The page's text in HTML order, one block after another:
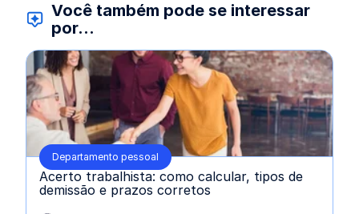
Você também pode se interessar
por...
Departamento pessoal
Acerto trabalhista: como calcular, tipos de
demissão e prazos corretos